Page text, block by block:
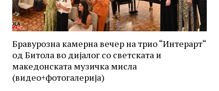
Бравурозна камерна вечер на трио “Интерарт“
од Битола во дијалог со светската и
македонската музичка мисла
(видео+фотогалерија)